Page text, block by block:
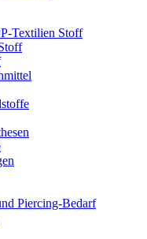
Textilien Stoff
Piercing-Bedarf